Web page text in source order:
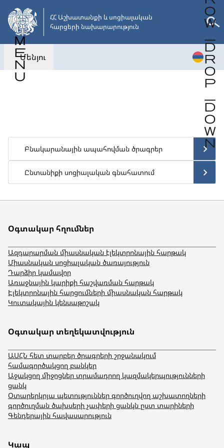
Անցնել
հիմնական
բովանդակությանը
ՀՀ Աշխատանքի և սոցիալական
հարցերի նախարարություն
Մենյու
Բնակարանային ապահովման ծրագրեր
Ընտանիքի սոցիալական գնահատում
Օգտակար հղումներ
Ազդարարման միասնական էլեկտրոնային հարթակ
Միասնական սոցիալական ծառայություն
Դարձիր կամավոր
Առաջնային կարիքի հաշվառման հարթակ
Էլեկտրոնային հարցումների միասնական հարթակ
Կուտակային կենսաթոշակ
Օգտակար տեղեկատվություն
ԱՍՀՆ հետ տարբեր ծրագրերի շրջանակում
համագործակցող բանկեր
Աջակցող միջոցներ տրամադրող կազմակերպությունների
ցանկ
Օտարերկրյա պետություններ գործուղվող աշխատողների
գործուղման ծախսերի չափերի ցանկն ըստ տարիների
Գենդերային հավասարություն
Կապ